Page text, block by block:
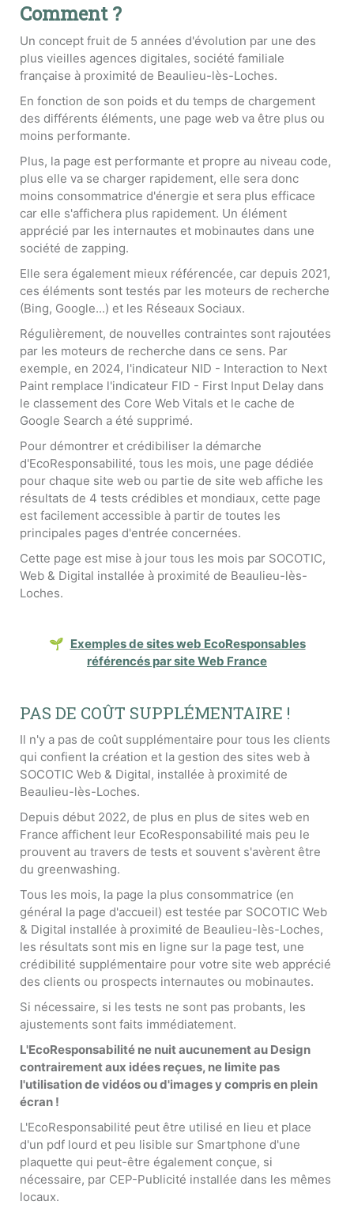
Comment ?
Un concept fruit de 5 années d'évolution par une des
plus vieilles agences digitales, société familiale
française à proximité de Beaulieu-lès-Loches.
En fonction de son poids et du temps de chargement
des différents éléments, une page web va être plus ou
moins performante.
Plus, la page est performante et propre au niveau code,
plus elle va se charger rapidement, elle sera donc
moins consommatrice d'énergie et sera plus efficace
car elle s'affichera plus rapidement. Un élément
apprécié par les internautes et mobinautes dans une
société de zapping.
Elle sera également mieux référencée, car depuis 2021,
ces éléments sont testés par les moteurs de recherche
(Bing, Google...) et les Réseaux Sociaux.
Régulièrement, de nouvelles contraintes sont rajoutées
par les moteurs de recherche dans ce sens. Par
exemple, en 2024, l'indicateur NID - Interaction to Next
Paint remplace l'indicateur FID - First Input Delay dans
le classement des Core Web Vitals et le cache de
Google Search a été supprimé.
Pour démontrer et crédibiliser la démarche
d'EcoResponsabilité, tous les mois, une page dédiée
pour chaque site web ou partie de site web affiche les
résultats de 4 tests crédibles et mondiaux, cette page
est facilement accessible à partir de toutes les
principales pages d'entrée concernées.
Cette page est mise à jour tous les mois par SOCOTIC,
Web & Digital installée à proximité de Beaulieu-lès-
Loches.
🌱 Exemples de sites web EcoResponsables
référencés par site Web France
PAS DE COÛT SUPPLÉMENTAIRE !
Il n'y a pas de coût supplémentaire pour tous les clients
qui confient la création et la gestion des sites web à
SOCOTIC Web & Digital, installée à proximité de
Beaulieu-lès-Loches.
Depuis début 2022, de plus en plus de sites web en
France affichent leur EcoResponsabilité mais peu le
prouvent au travers de tests et souvent s'avèrent être
du greenwashing.
Tous les mois, la page la plus consommatrice (en
général la page d'accueil) est testée par SOCOTIC Web
& Digital installée à proximité de Beaulieu-lès-Loches,
les résultats sont mis en ligne sur la page test, une
crédibilité supplémentaire pour votre site web apprécié
des clients ou prospects internautes ou mobinautes.
Si nécessaire, si les tests ne sont pas probants, les
ajustements sont faits immédiatement.
L'EcoResponsabilité ne nuit aucunement au Design
contrairement aux idées reçues, ne limite pas
l'utilisation de vidéos ou d'images y compris en plein
écran !
L'EcoResponsabilité peut être utilisé en lieu et place
d'un pdf lourd et peu lisible sur Smartphone d'une
plaquette qui peut-être également conçue, si
nécessaire, par CEP-Publicité installée dans les mêmes
locaux.